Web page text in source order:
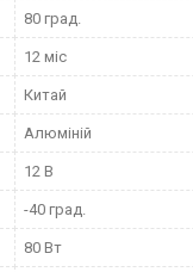
80 град.
12 міс
Китай
Алюміній
12 В
-40 град.
80 Вт